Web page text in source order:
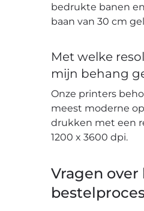
bedrukte banen
baan van 30 cm
Met welke
mijn behang
Onze printers
meest moderne
drukken met een
1200 x 3600 dpi.
Vragen over